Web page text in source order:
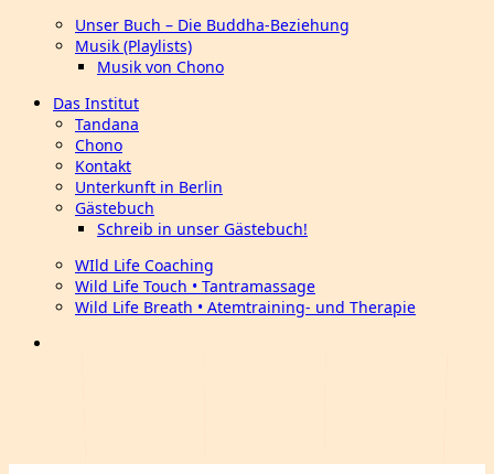
Unser Buch – Die Buddha-Beziehung
Musik (Playlists)
Musik von Chono
Das Institut
Tandana
Chono
Kontakt
Unterkunft in Berlin
Gästebuch
Schreib in unser Gästebuch!
WIld Life Coaching
Wild Life Touch • Tantramassage
Wild Life Breath • Atemtraining- und Therapie